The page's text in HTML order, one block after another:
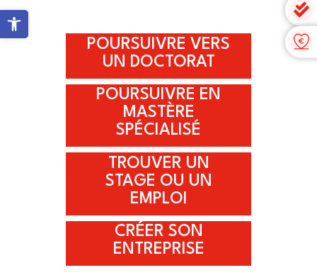
Ouvrir la barre d’outils
POURSUIVRE VERS
UN DOCTORAT
POURSUIVRE EN
MASTÈRE
SPÉCIALISÉ
TROUVER UN
STAGE OU UN
EMPLOI
CRÉER SON
ENTREPRISE